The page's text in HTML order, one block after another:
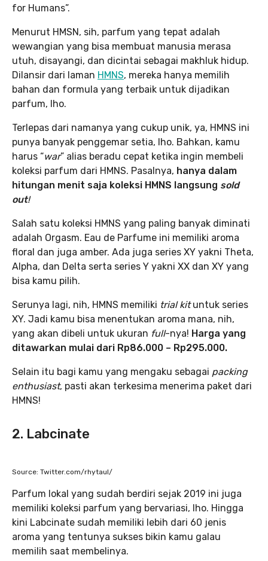
for Humans”.
Menurut HMSN, sih, parfum yang tepat adalah
wewangian yang bisa membuat manusia merasa
utuh, disayangi, dan dicintai sebagai makhluk hidup.
Dilansir dari laman HMNS, mereka hanya memilih
bahan dan formula yang terbaik untuk dijadikan
parfum, lho.
Terlepas dari namanya yang cukup unik, ya, HMNS ini
punya banyak penggemar setia, lho. Bahkan, kamu
harus “war” alias beradu cepat ketika ingin membeli
koleksi parfum dari HMNS. Pasalnya, hanya dalam
hitungan menit saja koleksi HMNS langsung sold
out!
Salah satu koleksi HMNS yang paling banyak diminati
adalah Orgasm. Eau de Parfume ini memiliki aroma
floral dan juga amber. Ada juga series XY yakni Theta,
Alpha, dan Delta serta series Y yakni XX dan XY yang
bisa kamu pilih.
Serunya lagi, nih, HMNS memiliki trial kituntuk series
XY. Jadi kamu bisa menentukan aroma mana, nih,
yang akan dibeli untuk ukuran full-nya! Harga yang
ditawarkan mulai dari Rp86.000 – Rp295.000.
Selain itu bagi kamu yang mengaku sebagai packing
enthusiast, pasti akan terkesima menerima paket dari
HMNS!
2. Labcinate
Source: Twitter.com/rhytaul/
Parfum lokal yang sudah berdiri sejak 2019 ini juga
memiliki koleksi parfum yang bervariasi, lho. Hingga
kini Labcinate sudah memiliki lebih dari 60 jenis
aroma yang tentunya sukses bikin kamu galau
memilih saat membelinya.